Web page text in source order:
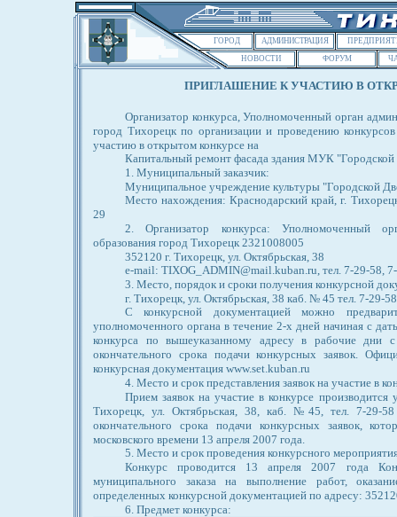
ГОРОД АДМИНИСТРАЦИЯ
НОВОСТИ
ФОРУМ
ПРИГЛАШЕНИЕ К УЧАСТИЮ В
Организатор конкурса, Уполномоченный орган
город Тихорецк по организации и проведению
участию в открытом конкурсе на
Капитальный ремонт фасада здания МУК
1. Муниципальный заказчик:
Муниципальное учреждение культуры "Городской
Место нахождения: Краснодарский край, г.
29
2. Организатор конкурса: Уполномоченный
образования город Тихорецк 2321008005
352120 г. Тихорецк, ул. Октябрьская, 38
e-mail: TIXOG_ADMIN@mail.kuban.ru, тел. 7-29-58,
3. Место, порядок и сроки получения конкурсной
г. Тихорецк, ул. Октябрьская, 38 каб. № 45 тел. 7-29-58
С конкурсной документацией можно
уполномоченного органа в течение 2-х дней начиная с
конкурса по вышеуказанному адресу в рабочие
окончательного срока подачи конкурсных заявок.
конкурсная документация www.set.kuban.ru
4. Место и срок представления заявок на участие в
Прием заявок на участие в конкурсе
Тихорецк, ул. Октябрьская, 38, каб. №45, тел. 7-29-
окончательного срока подачи конкурсных заявок,
московского времени 13 апреля 2007 года.
5. Место и срок проведения конкурсного
Конкурс проводится 13 апреля 2007 года
муниципального заказа на выполнение работ,
определенных конкурсной документацией по адресу:
6. Предмет конкурса: